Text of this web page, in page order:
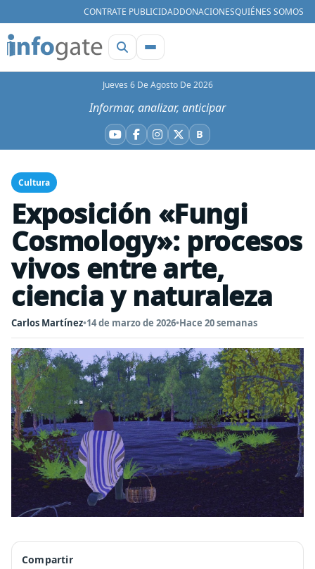
CONTRATE PUBLICIDADDONACIONESQUIÉNES SOMOS
Jueves 6 De Agosto De 2026
Informar, analizar, anticipar
YouTube
Facebook
Instagram
X BBluesky
Cultura
Exposición «Fungi
Cosmology»: procesos
vivos entre arte,
ciencia y naturaleza
Carlos Martínez•14 de marzo de 2026•Hace 20 semanas
Compartir